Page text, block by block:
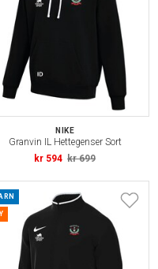
NIKE
Granvin IL Hettegenser Sort
kr 594 kr 699